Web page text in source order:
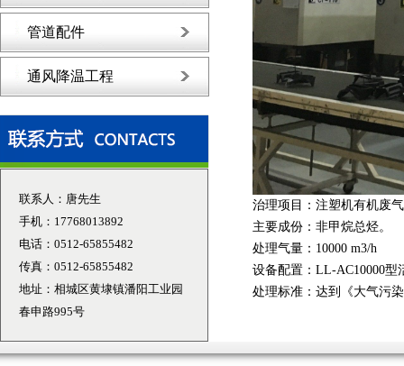
管道配件
通风降温工程
联系人：唐先生
手机：17768013892
电话：0512-65855482
传真：0512-65855482
地址：相城区黄埭镇潘阳工业园
春申路995号
治理项目：注塑机有机废气
主要成份：非甲烷总烃。
处理气量：10000 m3/h
设备配置：LL-AC10000型
处理标准：达到《大气污